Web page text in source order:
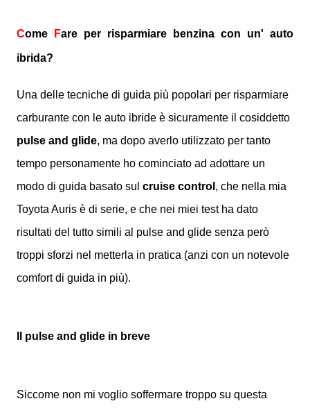
Come Fare per risparmiare benzina con un' auto
ibrida?
Una delle tecniche di guida più popolari per risparmiare
carburante con le auto ibride è sicuramente il cosiddetto
pulse and glide, ma dopo averlo utilizzato per tanto
tempo personamente ho cominciato ad adottare un
modo di guida basato sul cruise control , che nella mia
Toyota Auris è di serie, e che nei miei test ha dato
risultati del tutto simili al pulse and glide senza però
troppi sforzi nel metterla in pratica (anzi con un notevole
comfort di guida in più).
Il pulse and glide in breve
Siccome non mi voglio soffermare troppo su questa